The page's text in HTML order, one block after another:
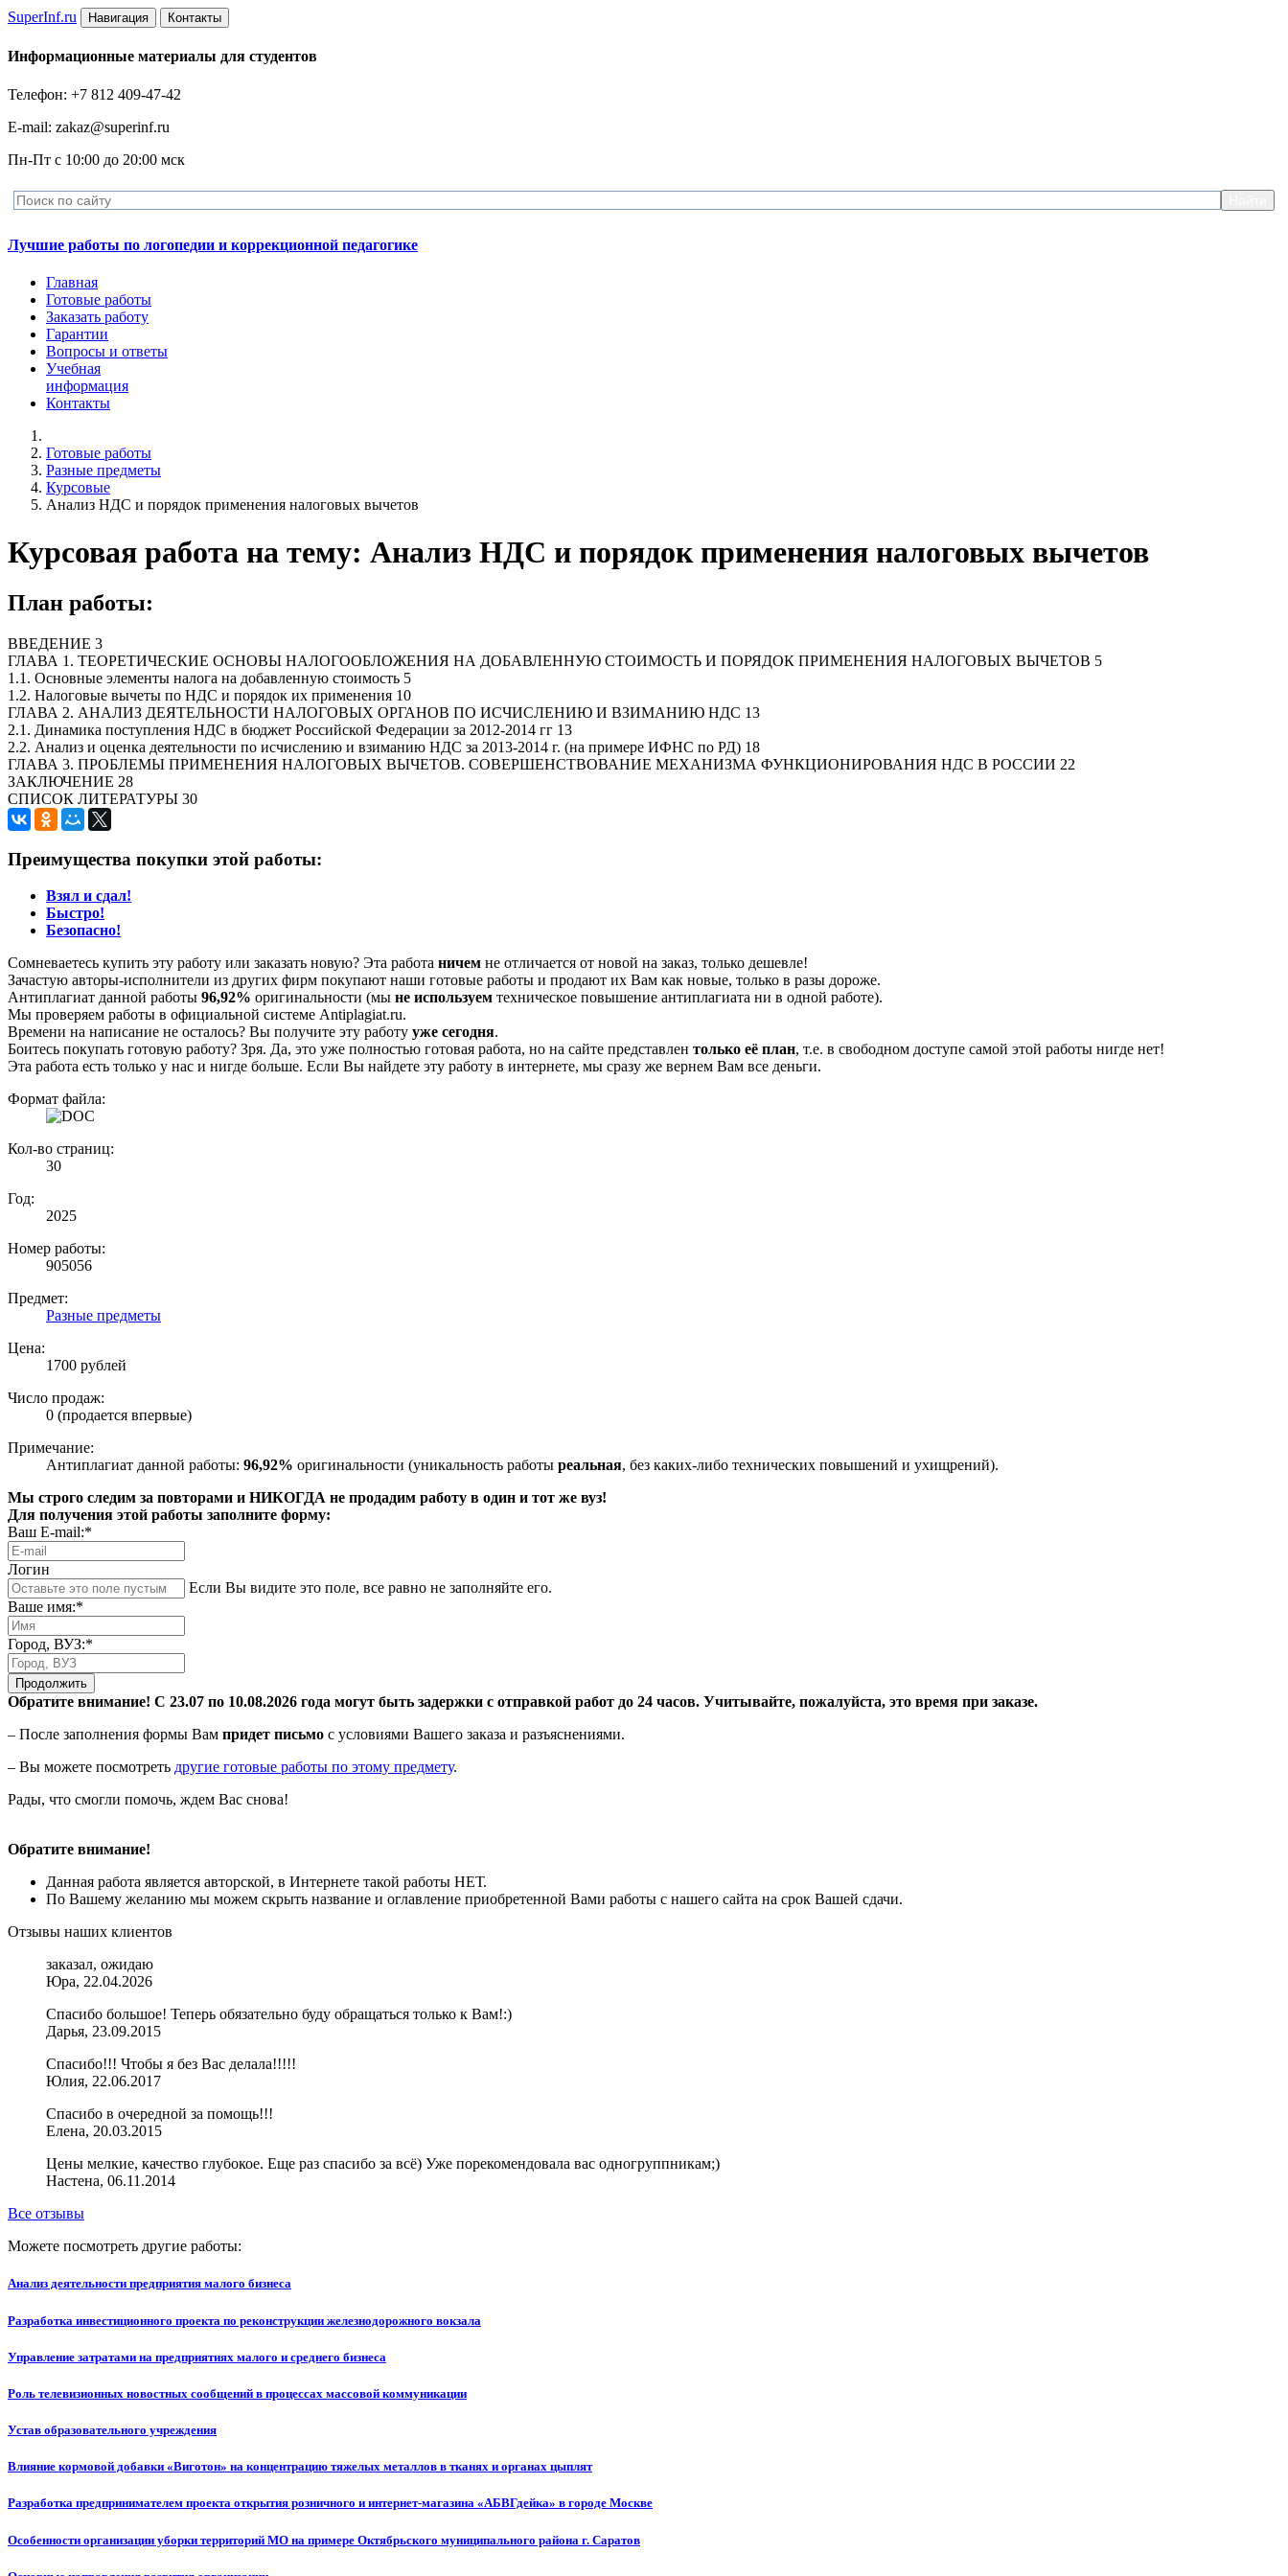
SuperInf.ru Навигация Контакты
Информационные материалы для студентов
Телефон: +7 812 409-47-42
E-mail: zakaz@superinf.ru
Пн-Пт с 10:00 до 20:00 мск
Лучшие работы по логопедии и коррекционной педагогике
Главная
Готовые работы
Заказать работу
Гарантии
Вопросы и ответы
Учебная
информация
Контакты
Готовые работы
Разные предметы
Курсовые
Анализ НДС и порядок применения налоговых вычетов
Курсовая работа на тему: Анализ НДС и порядок применения налоговых вычетов
План работы:
ВВЕДЕНИЕ 3
ГЛАВА 1. ТЕОРЕТИЧЕСКИЕ ОСНОВЫ НАЛОГООБЛОЖЕНИЯ НА ДОБАВЛЕННУЮ СТОИМОСТЬ И ПОРЯДОК ПРИМЕНЕНИЯ НАЛОГОВЫХ ВЫЧЕТОВ 5
1.1. Основные элементы налога на добавленную стоимость 5
1.2. Налоговые вычеты по НДС и порядок их применения 10
ГЛАВА 2. АНАЛИЗ ДЕЯТЕЛЬНОСТИ НАЛОГОВЫХ ОРГАНОВ ПО ИСЧИСЛЕНИЮ И ВЗИМАНИЮ НДС 13
2.1. Динамика поступления НДС в бюджет Российской Федерации за 2012-2014 гг 13
2.2. Анализ и оценка деятельности по исчислению и взиманию НДС за 2013-2014 г. (на примере ИФНС по РД) 18
ГЛАВА 3. ПРОБЛЕМЫ ПРИМЕНЕНИЯ НАЛОГОВЫХ ВЫЧЕТОВ. СОВЕРШЕНСТВОВАНИЕ МЕХАНИЗМА ФУНКЦИОНИРОВАНИЯ НДС В РОССИИ 22
ЗАКЛЮЧЕНИЕ 28
СПИСОК ЛИТЕРАТУРЫ 30
Преимущества покупки этой работы:
Взял и сдал!
Быстро!
Безопасно!
Сомневаетесь купить эту работу или заказать новую? Эта работа ничем не отличается от новой на заказ, только дешевле!
Зачастую авторы-исполнители из других фирм покупают наши готовые работы и продают их Вам как новые, только в разы дороже.
Антиплагиат данной работы 96,92% оригинальности (мы не используем техническое повышение антиплагиата ни в одной работе).
Мы проверяем работы в официальной системе Аntiplagiat.ru.
Времени на написание не осталось? Вы получите эту работу уже сегодня.
Боитесь покупать готовую работу? Зря. Да, это уже полностью готовая работа, но на сайте представлен только её план, т.е. в свободном доступе самой этой работы нигде нет!
Эта работа есть только у нас и нигде больше. Если Вы найдете эту работу в интернете, мы сразу же вернем Вам все деньги.
Формат файла:
Кол-во страниц:
30
Год:
2025
Номер работы:
905056
Предмет:
Разные предметы
Цена:
1700 рублей
Число продаж:
0 (продается впервые)
Примечание:
Антиплагиат данной работы: 96,92% оригинальности (уникальность работы реальная, без каких-либо технических повышений и ухищрений).
Мы строго следим за повторами и НИКОГДА не продадим работу в один и тот же вуз!
Для получения этой работы заполните форму:
Ваш E-mail:*
Логин
Если Вы видите это поле, все равно не заполняйте его.
Ваше имя:*
Город, ВУЗ:*
Продолжить
Обратите внимание! С 23.07 по 10.08.2026 года могут быть задержки с отправкой работ до 24 часов. Учитывайте, пожалуйста, это время при заказе.
– После заполнения формы Вам придет письмо с условиями Вашего заказа и разъяснениями.
– Вы можете посмотреть другие готовые работы по этому предмету.
Рады, что смогли помочь, ждем Вас снова!
Обратите внимание!
Данная работа является авторской, в Интернете такой работы НЕТ.
По Вашему желанию мы можем скрыть название и оглавление приобретенной Вами работы с нашего сайта на срок Вашей сдачи.
Отзывы наших клиентов
заказал, ожидаю
Юра, 22.04.2026
Спасибо большое! Теперь обязательно буду обращаться только к Вам!:)
Дарья, 23.09.2015
Спасибо!!! Чтобы я без Вас делала!!!!!
Юлия, 22.06.2017
Спасибо в очередной за помощь!!!
Елена, 20.03.2015
Цены мелкие, качество глубокое. Еще раз спасибо за всё) Уже порекомендовала вас одногруппникам;)
Настена, 06.11.2014
Все отзывы
Можете посмотреть другие работы:
Анализ деятельности предприятия малого бизнеса
Разработка инвестиционного проекта по реконструкции железнодорожного вокзала
Управление затратами на предприятиях малого и среднего бизнеса
Роль телевизионных новостных сообщений в процессах массовой коммуникации
Устав образовательного учреждения
Влияние кормовой добавки «Виготон» на концентрацию тяжелых металлов в тканях и органах цыплят
Разработка предпринимателем проекта открытия розничного и интернет-магазина «АБВГдейка» в городе Москве
Особенности организации уборки территорий МО на примере Октябрьского муниципального района г. Саратов